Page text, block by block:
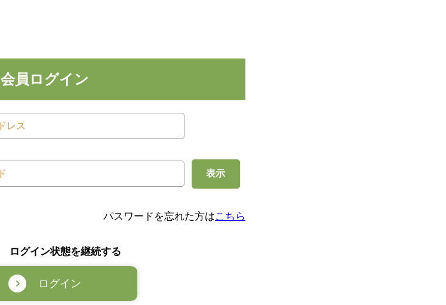
会員ログイン
表示
パスワードを忘れた方はこちら
ログイン状態を継続する
ログイン